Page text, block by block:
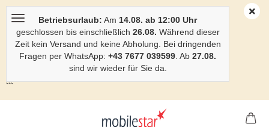
Betriebsurlaub: Am 14.08. ab 12:00 Uhr
geschlossen bis einschließlich 26.08. Während dieser
Zeit kein Versand und keine Abholung. Bei dringenden
Fragen per WhatsApp: +43 7677 039599 . Ab 27.08.
sind wir wieder für Sie da.
```